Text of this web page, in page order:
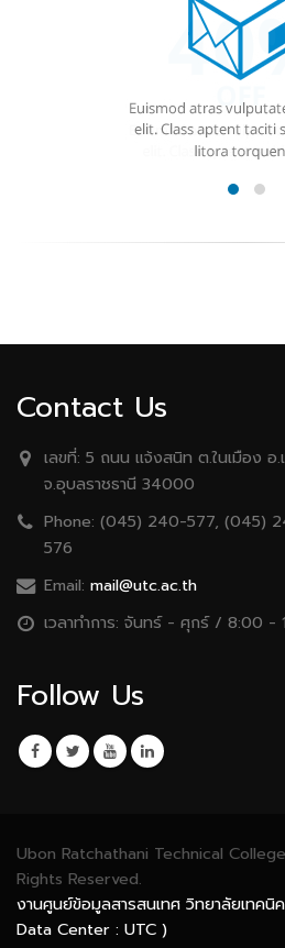
Contact Us
เลขที่: 5 ถนน เเจ้งสนิท ต.ในเมือง อ
จ.อุบลราชธานี 34000
Phone: (045) 240-577, (045)
576
Email: mail@utc.ac.th
เวลาทำการ: จันทร์ - ศุกร์ / 8:00 -
Follow Us
Ubon Ratchathani Technical
Rights Reserved.
งานศูนย์ข้อมูลสารสนเทศ วิทยาลัยเทค
Data Center : UTC )